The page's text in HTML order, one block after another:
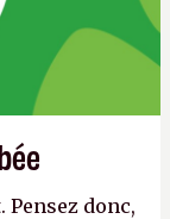
donc,